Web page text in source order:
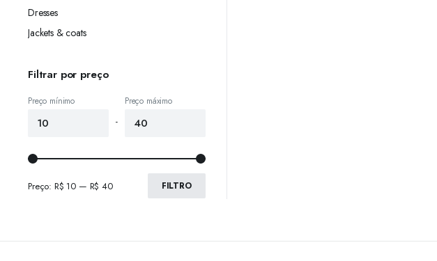
Dresses
Jackets & coats
Filtrar por preço
Preço mínimo
-
Preço máximo
FILTRO
Preço: R$ 10 — R$ 40